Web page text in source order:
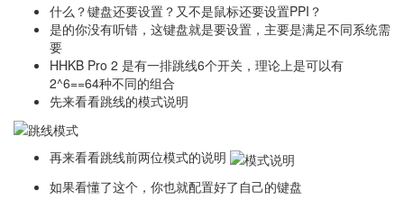
什么？键盘还要设置？又不是鼠标还要设置PPI？
是的你没有听错，这键盘就是要设置，主要是满足不同系统需
要
HHKB Pro 2 是有一排跳线6个开关，理论上是可以有
2^6==64种不同的组合
先来看看跳线的模式说明
再来看看跳线前两位模式的说明
如果看懂了这个，你也就配置好了自己的键盘